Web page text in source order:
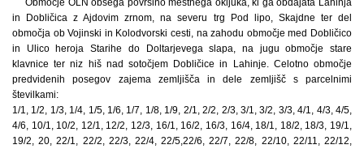
in Dobličica z Ajdovim zrnom, na severu trg Pod lipo, Skajdne ter del
območja ob Vojinski in Kolodvorski cesti, na zahodu območje med Dobličico
in Ulico heroja Starihe do Doltarjevega slapa, na jugu območje stare
klavnice ter niz hiš nad sotočjem Dobličice in Lahinje. Celotno območje
predvidenih posegov zajema zemljišča in dele zemljišč s parcelnimi
številkami:
1/1, 1/2, 1/3, 1/4, 1/5, 1/6, 1/7, 1/8, 1/9, 2/1, 2/2, 2/3, 3/1, 3/2, 3/3, 4/1, 4/3, 4/5,
4/6, 10/1, 10/2, 12/1, 12/2, 12/3, 16/1, 16/2, 16/3, 16/4, 18/1, 18/2, 18/3, 19/1,
19/2, 20, 22/1, 22/2, 22/3, 22/4, 22/5,22/6, 22/7, 22/8, 22/10, 22/11, 22/12,